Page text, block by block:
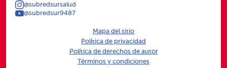
@subredsursalud
@subredsur9487
Mapa del sitio
Política de privacidad
Política de derechos de autor
Términos y condiciones